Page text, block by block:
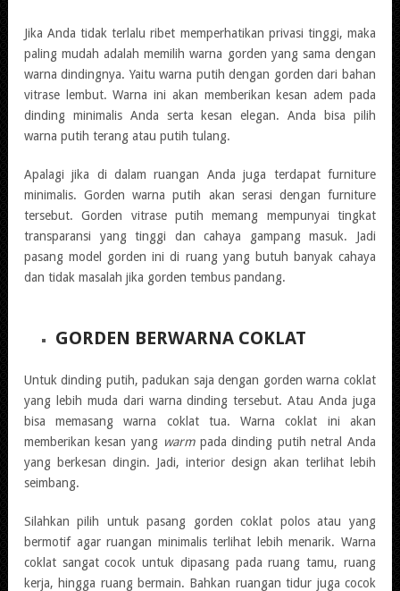
Jika Anda tidak terlalu ribet memperhatikan privasi tinggi, maka
paling mudah adalah memilih warna gorden yang sama dengan
warna dindingnya. Yaitu warna putih dengan gorden dari bahan
vitrase lembut. Warna ini akan memberikan kesan adem pada
dinding minimalis Anda serta kesan elegan. Anda bisa pilih
warna putih terang atau putih tulang.
Apalagi jika di dalam ruangan Anda juga terdapat furniture
minimalis. Gorden warna putih akan serasi dengan furniture
tersebut. Gorden vitrase putih memang mempunyai tingkat
transparansi yang tinggi dan cahaya gampang masuk. Jadi
pasang model gorden ini di ruang yang butuh banyak cahaya
dan tidak masalah jika gorden tembus pandang.
GORDEN BERWARNA COKLAT
Untuk dinding putih, padukan saja dengan gorden warna coklat
yang lebih muda dari warna dinding tersebut. Atau Anda juga
bisa memasang warna coklat tua. Warna coklat ini akan
memberikan kesan yang warmpada dinding putih netral Anda
yang berkesan dingin. Jadi, interior design akan terlihat lebih
seimbang.
Silahkan pilih untuk pasang gorden coklat polos atau yang
bermotif agar ruangan minimalis terlihat lebih menarik. Warna
coklat sangat cocok untuk dipasang pada ruang tamu, ruang
kerja, hingga ruang bermain. Bahkan ruangan tidur juga cocok